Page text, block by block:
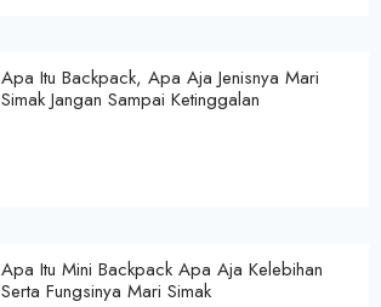
Apa Itu Backpack, Apa Aja Jenisnya Mari
Simak Jangan Sampai Ketinggalan
Apa Itu Mini Backpack Apa Aja Kelebihan
Serta Fungsinya Mari Simak